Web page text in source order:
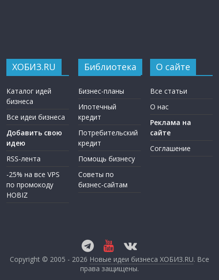
ХОБИЗ.RU
Каталог идей
бизнеса
Все идеи бизнеса
Добавить свою
идею
RSS-лента
-25% на все VPS
по промокоду
HOBIZ
Библиотека
Бизнес-планы
Ипотечный
кредит
Потребительский
кредит
Помощь бизнесу
Советы по
бизнес-сайтам
О сайте
Все статьи
О нас
Реклама на
сайте
Соглашение
Copyright © 2005 - 2026 Новые идеи бизнеса ХОБИЗ.RU. Все
права защищены.